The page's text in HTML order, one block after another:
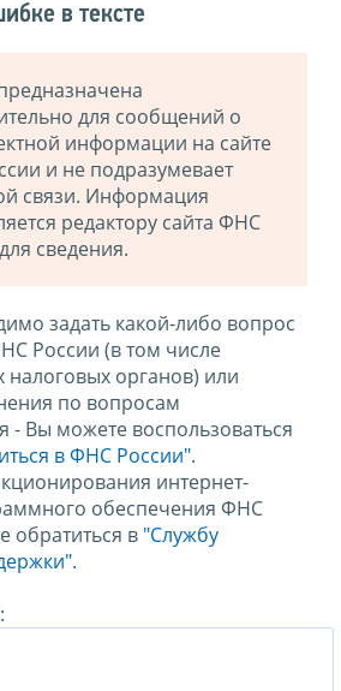
в тексте
для сообщений о
информации на сайте
и не подразумевает
связи. Информация
редактору сайта ФНС
сведения.
задать какой-либо вопрос
России (в том числе
налоговых органов) или
по вопросам
- Вы можете воспользоваться
в ФНС России".
интернет-
обеспечения ФНС
обратиться в "Службу